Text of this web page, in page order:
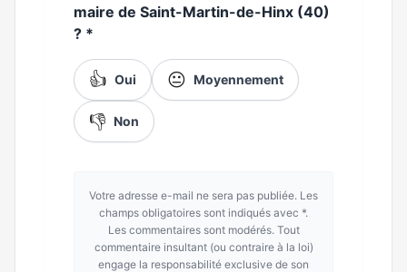
maire de Saint-Martin-de-Hinx (40)
? *
👍 Oui 😐 Moyennement
👎 Non
Votre adresse e-mail ne sera pas publiée. Les
champs obligatoires sont indiqués avec *.
Les commentaires sont modérés. Tout
commentaire insultant (ou contraire à la loi)
engage la responsabilité exclusive de son